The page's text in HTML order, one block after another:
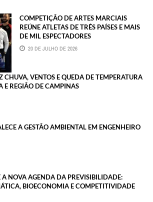
COMPETIÇÃO DE ARTES MARCIAIS
REÚNE ATLETAS DE TRÊS PAÍSES E MAIS
DE MIL ESPECTADORES
20 DE JULHO DE 2026
CHUVA, VENTOS E QUEDA DE TEMPERATURA
E REGIÃO DE CAMPINAS
A GESTÃO AMBIENTAL EM ENGENHEIRO
A NOVA AGENDA DA PREVISIBILIDADE:
BIOECONOMIA E COMPETITIVIDADE